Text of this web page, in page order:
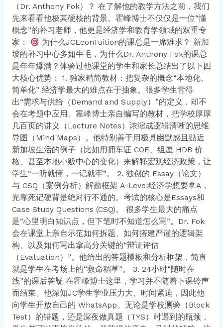
（Dr. Anthony Fok）？ 在了解他的教学方法之前，我们
先来看看他极其硬核的背景。霍峰博士不仅仅是一位“懂
概念”的补习老师，他更是经济学和教育学领域的双重专
家：
为什么JCEconTuition的课总是一席难求？ 新加
坡的补习中心多如牛毛，为什么Dr. Anthony Fok的课总
是年年爆满？体验过他课堂的学生和家长总结出了以下四
大核心优势： 1. 独家精简教材：把复杂的概念“本地化、
简单化” 经济学最大的难点在于抽象。很多学生背得
出“需求与供给（Demand and Supply）”的定义，却不
会在考题中应用。霍峰博士亲自编写的教材，把学校厚厚
几百页的讲义（Lecture Notes）浓缩成逻辑清晰的思维
导图（Mind Maps）。他特别善于用极具幽默感且贴近
新加坡生活的例子（比如用拥车证 COE、组屋 HDB 价
格、甚至本地小贩中心的变化）来解释宏观经济政策，让
学生“一听就懂，一记就牢”。 2. 独创的 Essay（论文）
与 CSQ（案例分析）解题框架 A-Level经济学想要拿A，
光靠死记硬背是绝对行不通的。考试的核心是Essays和
Case Study Questions (CSQ)。 很多学生最大的痛点
是“心里明白知识点，但下笔时不知道怎么写”。Dr. Fok
会在课堂上亲自示范如何拆题、如何搭建严谨的逻辑架
构、以及如何写出拿高分关键的“辩证评估
（Evaluation）”。他给出的答题模板和分析框架，简直
就是学生在考场上的“救命稻草”。 3. 24小时“随时在
线”的课后答疑 在霍峰博士这里，学习并不随着下课铃声
而结束。他深知JC学生学业压力大、时间紧迫，因此他
向学生开放自己的 WhatsApp。无论是学校测验（Block
Test）的错题，还是深夜做真题（TYS）时遇到的瓶颈，